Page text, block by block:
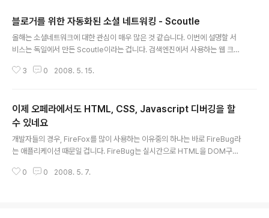
블로거를 위한 자동화된 소셜 네트워킹 - Scoutle
올해는 소셜네트워크에 대한 관심이 매우 많은 것 같습니다. 이번에 설명할 서
비스는 독일에서 만든 Scoutle이라는 겁니다. 검색엔진에서 사용하는 웹 크롤
는 웹크롤러가 있고, 사용자가 이런 scout를 자신의 블로그나 facebook과 같
결시켜 준다는 개념인 것 같네요.. 아이디어는 좋은 것 같은데요 실제로 어떻게
동작할 지 궁금하기는 하네요~ 보다 자세한 내용은 TechCrunch의 scoutle
- automated social networking for bloggers ..
3 0 2008. 5. 15.
이제 오페라에서도 HTML, CSS, Javascript 디버깅을 할
수 있네요
개발자들의 경우, FireFox를 많이 사용하는 이유중의 하나는 바로 FireBug라
는 애플리케이션 때문일 겁니다. FireBug는 실시간으로 HTML을 DOM구조
라우저에서도 이와 비슷한 툴을 제공한다고 하네요.. Dragonfly라고 하는데요
0 0 2008. 5. 7.